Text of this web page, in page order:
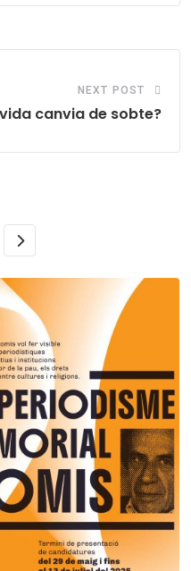
NEXT POST
canvia de sobte?